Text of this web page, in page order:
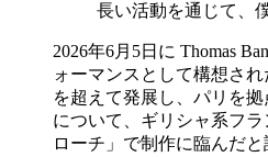
長い活動を通じて、
2026年6月5日に Thomas
ォーマンスとして構想さ
を超えて発展し、パリを
について、ギリシャ系フ
ローチ」で制作に臨んだと